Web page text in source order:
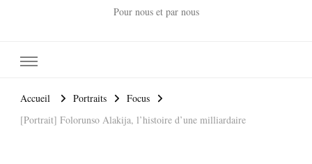
Pour nous et par nous
Accueil Portraits
Focus
[Portrait] Folorunso Alakija, l’histoire d’une milliardaire